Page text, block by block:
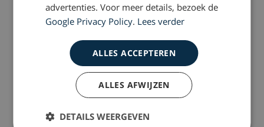
2012-10-04
Rapportage treinongeluk
advertenties. Voor meer details, bezoek de
Google Privacy Policy. Lees verder
ALLES ACCEPTEREN
ALLES AFWIJZEN
DETAILS WEERGEVEN